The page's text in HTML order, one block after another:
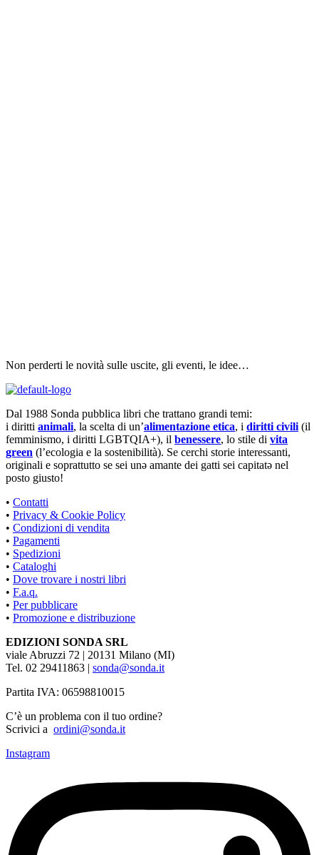
Non perderti le novità sulle uscite, gli eventi, le idee…
Dal 1988 Sonda pubblica libri che trattano grandi temi:
i diritti animali, la scelta di un’alimentazione etica, i diritti civili (il
femminismo, i diritti LGBTQIA+), il benessere, lo stile di vita
green (l’ecologia e la sostenibilità). Se cerchi storie interessanti,
originali e soprattutto se sei unə amante dei gatti sei capitatə nel
posto giusto!
• Contatti
• Privacy & Cookie Policy
• Condizioni di vendita
• Pagamenti
• Spedizioni
• Cataloghi
• Dove trovare i nostri libri
• F.a.q.
• Per pubblicare
• Promozione e distribuzione
EDIZIONI SONDA SRL
viale Abruzzi 72 | 20131 Milano (MI)
Tel. 02 29411863 | sonda@sonda.it
Partita IVA: 06598810015
C’è un problema con il tuo ordine?
Scrivici a ordini@sonda.it
Instagram